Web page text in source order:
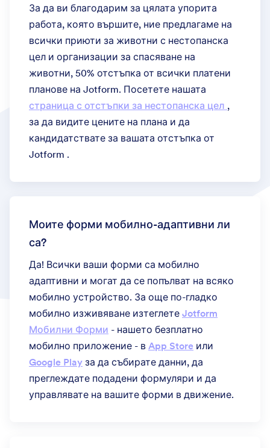
За да ви благодарим за цялата упорита
работа, която вършите, ние предлагаме на
всички приюти за животни с нестопанска
цел и организации за спасяване на
животни, 50% отстъпка от всички платени
планове на Jotform. Посетете нашата
страница с отстъпки за нестопанска цел ,
за да видите цените на плана и да
кандидатствате за вашата отстъпка от
Jotform .
Моите форми мобилно-адаптивни ли
са?
Да! Всички ваши форми са мобилно
адаптивни и могат да се попълват на всяко
мобилно устройство. За още по-гладко
мобилно изживяване изтеглете Jotform
Мобилни Форми - нашето безплатно
мобилно приложение - в App Store или
Google Play за да събирате данни, да
преглеждате подадени формуляри и да
управлявате на вашите форми в движение.